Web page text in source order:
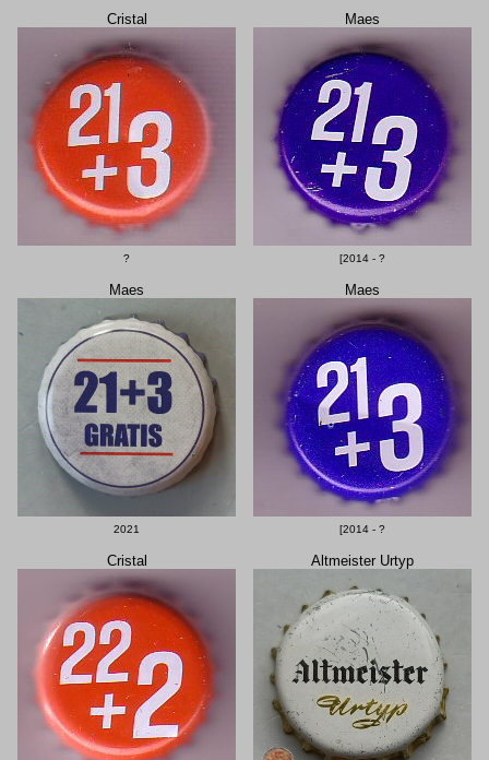
Cristal
?
Maes
[2014 - ?
Maes
2021
Maes
[2014 - ?
Cristal Altmeister Urtyp